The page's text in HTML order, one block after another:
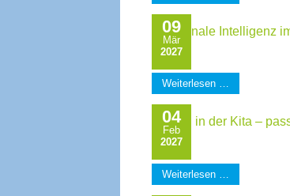
09
Mär
2027
Emotionale Intelligenz
Weiterlesen …
04
Feb
2027
Führen in der Kita –
Weiterlesen …